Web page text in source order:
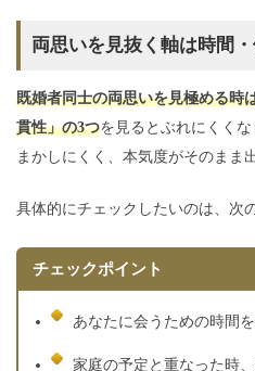
両思いを見抜く軸は時間
既婚者同士の両思いを見極める時
貫性」の3つを見るとぶれにくく
まかしにくく、本気度がそのまま
具体的にチェックしたいのは、次
チェックポイント
あなたに会うための時間
家庭の予定と重なった時